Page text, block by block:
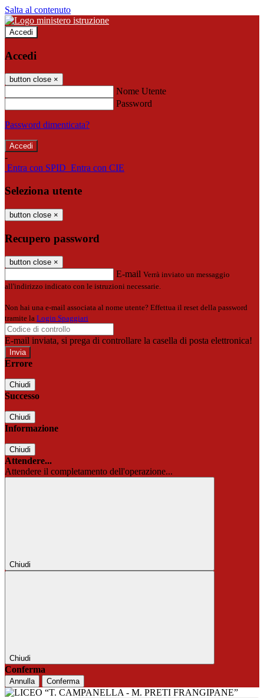
Salta al contenuto
Accedi
Accedi
button close ×
Nome Utente
Password
Password dimenticata?
-
Entra con SPID Entra con CIE
Seleziona utente
button close ×
Recupero password
button close ×
E-mail Verrà inviato un messaggio
all'indirizzo indicato con le istruzioni necessarie.
Non hai una e-mail associata al nome utente? Effettua il reset della password
tramite la Login Spaggiari
E-mail inviata, si prega di controllare la casella di posta elettronica!
Errore
Chiudi
Successo
Chiudi
Informazione
Chiudi
Attendere...
Attendere il completamento dell'operazione...
Chiudi
Chiudi
Conferma
Annulla Conferma